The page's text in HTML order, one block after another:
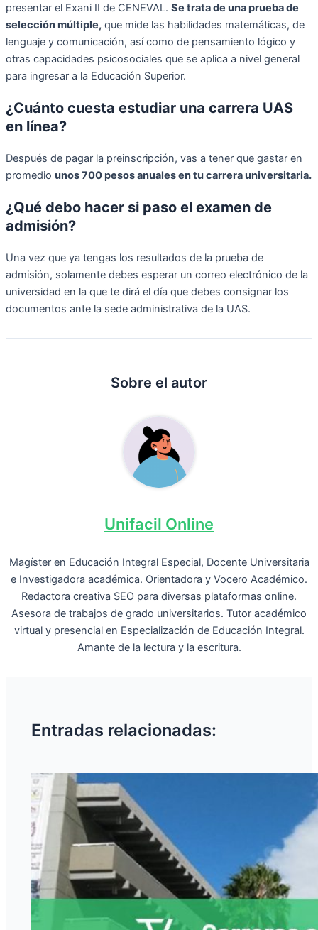
presentar el Exani II de CENEVAL. Se trata de una prueba de
selección múltiple, que mide las habilidades matemáticas, de
lenguaje y comunicación, así como de pensamiento lógico y
otras capacidades psicosociales que se aplica a nivel general
para ingresar a la Educación Superior.
¿Cuánto cuesta estudiar una carrera UAS
en línea?
Después de pagar la preinscripción, vas a tener que gastar en
promedio unos 700 pesos anuales en tu carrera universitaria.
¿Qué debo hacer si paso el examen de
admisión?
Una vez que ya tengas los resultados de la prueba de
admisión, solamente debes esperar un correo electrónico de la
universidad en la que te dirá el día que debes consignar los
documentos ante la sede administrativa de la UAS.
Sobre el autor
Unifacil Online
Magíster en Educación Integral Especial, Docente Universitaria
e Investigadora académica. Orientadora y Vocero Académico.
Redactora creativa SEO para diversas plataformas online.
Asesora de trabajos de grado universitarios. Tutor académico
virtual y presencial en Especialización de Educación Integral.
Amante de la lectura y la escritura.
Entradas relacionadas: